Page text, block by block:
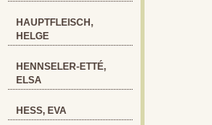
HAUPTFLEISCH,
HELGE
HENNSELER-ETTÉ,
ELSA
HESS, EVA